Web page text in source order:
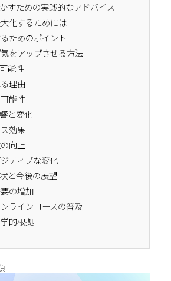
すための実践的なアドバイス
化するためには
ためのポイント
をアップさせる方法
能性
理由
能性
と変化
効果
向上
ティブな変化
と今後の展望
の増加
ラインコースの普及
的根拠